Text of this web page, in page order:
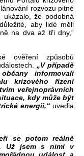
rozvozu pitné
ukázalo, že podobná
aby lidé měli
na dva až tři dny,“
ověření způsobů
„V případě
informovali
krizového řízení
veřejnoprávních
kdy může být
energii,“ uvedla
se potom reálně
Už jsem s nimi v